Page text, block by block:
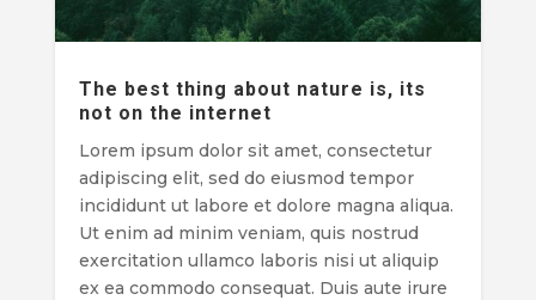
The best thing about nature is, its
not on the internet
Lorem ipsum dolor sit amet, consectetur
adipiscing elit, sed do eiusmod tempor
incididunt ut labore et dolore magna aliqua.
Ut enim ad minim veniam, quis nostrud
exercitation ullamco laboris nisi ut aliquip
ex ea commodo consequat. Duis aute irure